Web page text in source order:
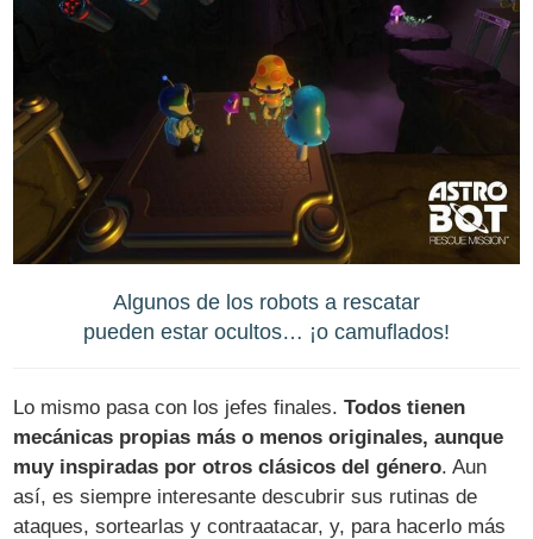
Algunos de los robots a rescatar
pueden estar ocultos… ¡o camuflados!
Lo mismo pasa con los jefes finales.Todos tienen
mecánicas propias más o menos originales, aunque
muy inspiradas por otros clásicos del género. Aun
así, es siempre interesante descubrir sus rutinas de
ataques, sortearlas y contraatacar, y, para hacerlo más